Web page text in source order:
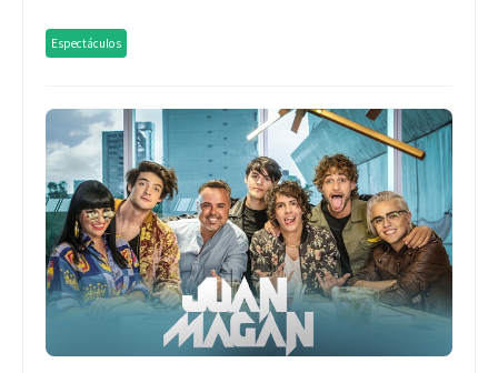
Espectáculos